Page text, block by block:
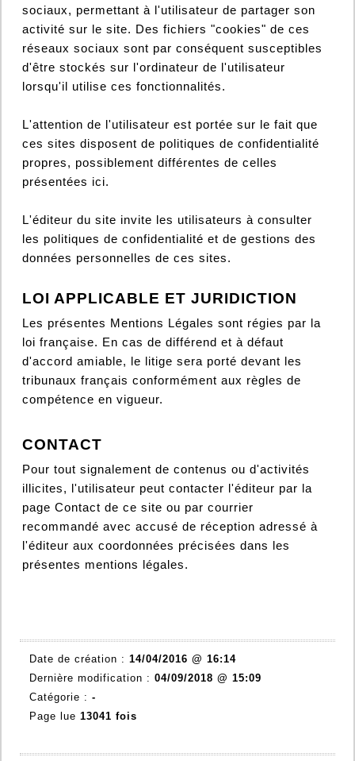
sociaux, permettant à l'utilisateur de partager son
activité sur le site. Des fichiers "cookies" de ces
réseaux sociaux sont par conséquent susceptibles
d'être stockés sur l'ordinateur de l'utilisateur
lorsqu'il utilise ces fonctionnalités.
L'attention de l'utilisateur est portée sur le fait que
ces sites disposent de politiques de confidentialité
propres, possiblement différentes de celles
présentées ici.
L'éditeur du site invite les utilisateurs à consulter
les politiques de confidentialité et de gestions des
données personnelles de ces sites.
LOI APPLICABLE ET JURIDICTION
Les présentes Mentions Légales sont régies par la
loi française. En cas de différend et à défaut
d'accord amiable, le litige sera porté devant les
tribunaux français conformément aux règles de
compétence en vigueur.
CONTACT
Pour tout signalement de contenus ou d'activités
illicites, l'utilisateur peut contacter l'éditeur par la
page Contact de ce site ou par courrier
recommandé avec accusé de réception adressé à
l'éditeur aux coordonnées précisées dans les
présentes mentions légales.
Date de création : 14/04/2016 @ 16:14
Dernière modification : 04/09/2018 @ 15:09
Catégorie : -
Page lue 13041 fois